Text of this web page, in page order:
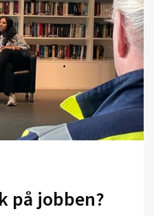
på jobben?